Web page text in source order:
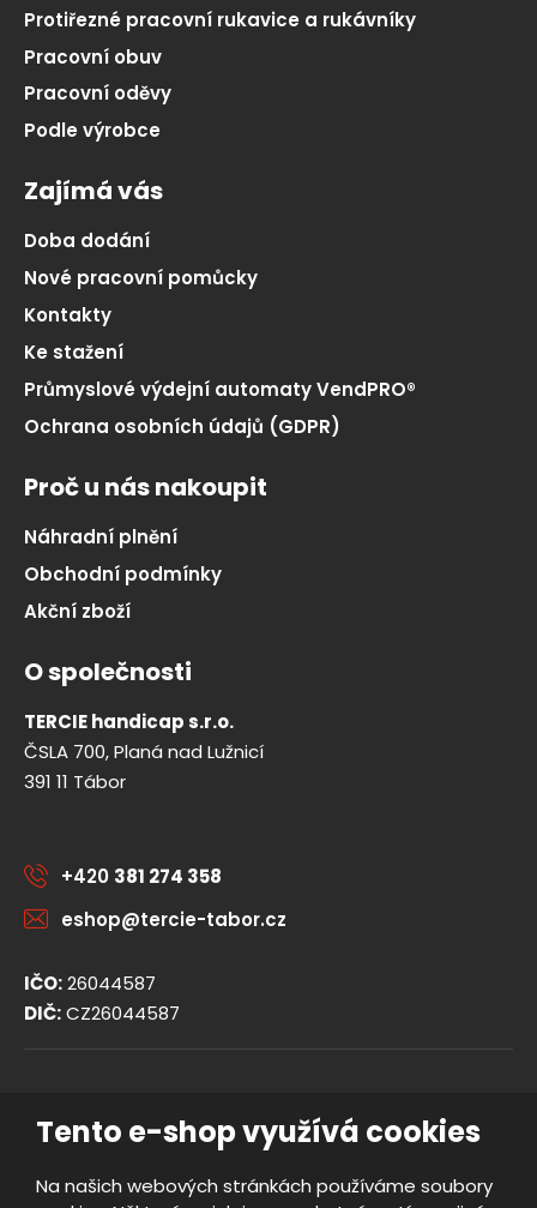
Tento e-shop využívá cookies
Na našich webových stránkách používáme soubory
Protiřezné pracovní rukavice a rukávníky
Pracovní obuv
Pracovní oděvy
Podle výrobce
Zajímá vás
Doba dodání
Nové pracovní pomůcky
Kontakty
Ke stažení
Průmyslové výdejní automaty VendPRO®
Ochrana osobních údajů (GDPR)
Proč u nás nakoupit
Náhradní plnění
Obchodní podmínky
Akční zboží
O společnosti
TERCIE handicap s.r.o.
ČSLA 700, Planá nad Lužnicí
391 11 Tábor
+420 381 274 358
eshop@tercie-tabor.cz
IČO:26044587
DIČ:CZ26044587
Obchodní podmínky
Prohlášení o přístupnosti